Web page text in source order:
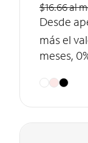
$16.66 al
Desde
más el
meses,